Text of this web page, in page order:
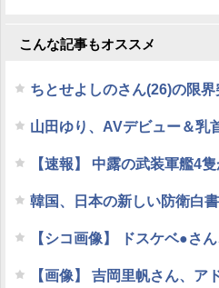
こんな記事もオススメ
ちとせよしのさん(26)の限
山田ゆり、AVデビュー＆乳
【速報】 中露の武装軍艦4
韓国、日本の新しい防衛白
【シコ画像】 ドスケベ●さ
【画像】 吉岡里帆さん、